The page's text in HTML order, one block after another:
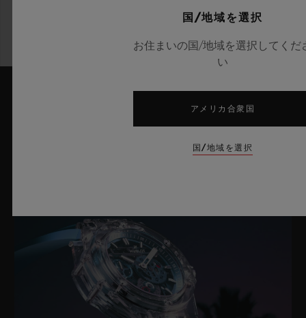
ビッグ・バン
ワンクリック キングゴールド ダ
国/地域を選択
お住まいの国/地域を選択してくだ
い
アメリカ合衆国
国/地域を選択